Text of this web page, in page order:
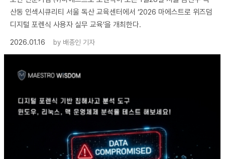
산동 인섹시큐리티 서울 독산 교육센터에서 ‘2026 마에스트로 위즈덤
디지털 포렌식 사용자 실무 교육’을 개최한다.
2026.01.16
by 배종인 기자